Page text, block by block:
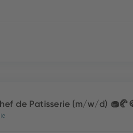
de Patisserie (m/w/d)